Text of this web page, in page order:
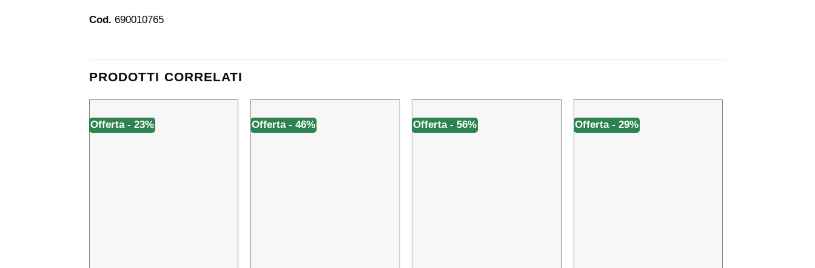
Cod. 690010765
PRODOTTI CORRELATI
Offerta - 23% Offerta - 46% Offerta - 56% Offerta - 29%